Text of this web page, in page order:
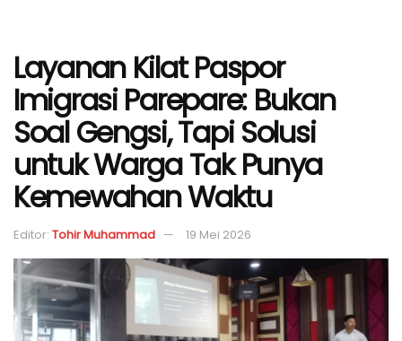
Layanan Kilat Paspor
Imigrasi Parepare: Bukan
Soal Gengsi, Tapi Solusi
untuk Warga Tak Punya
Kemewahan Waktu
Editor: Tohir Muhammad 19 Mei 2026